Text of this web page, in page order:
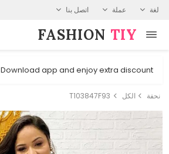
لغة عملة اتصل بنا
FASHION⁠ TIY
Download app and enjoy extra discount
نحفة الكل T103847F93